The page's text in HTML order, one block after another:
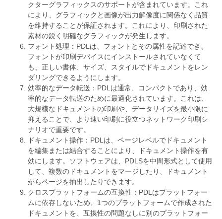
クターグラフィックスのサポートが含まれています。これ
により、グラフィックと画像が出力解像度に関係なく品質
を維持することが保証されます。これにより、印刷された
素材の鋭く明確なグラフィックが発生します。
フォント処理：PDLは、フォントとその属性を記述でき、
フォントが印刷デバイスにインストールされていなくて
も、正しい書体、サイズ、スタイルでドキュメントをレン
ダリングできるようにします。
効率的なデータ転送：PDLは通常、コンパクトであり、効
率的なデータ転送のために最適化されています。これは、
大規模なドキュメントの印刷や、データサイズを最小限に
抑えることで、より速い印刷に役立つネットワーク印刷シ
ナリオで重要です。
ドキュメント操作：PDLは、ページレベルでドキュメント
を編集または結合することにより、ドキュメント操作を有
効にします。ソフトウェアは、PDLSを中間形式として使用
して、複数のドキュメントをマージしたり、ドキュメント
からページを抽出したりできます。
クロスプラットフォームの互換性：PDLはプラットフォー
ムに依存しないため、1つのプラットフォームで作成された
ドキュメントを、互換性の問題なしに別のプラットフォー